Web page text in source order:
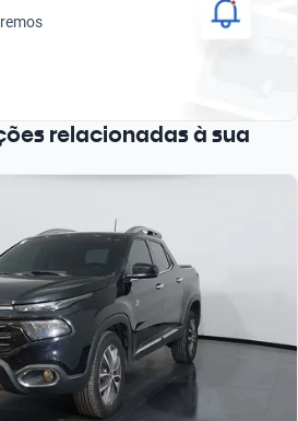
relacionadas à sua